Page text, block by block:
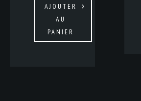
AJOUTER
AU
PANIER